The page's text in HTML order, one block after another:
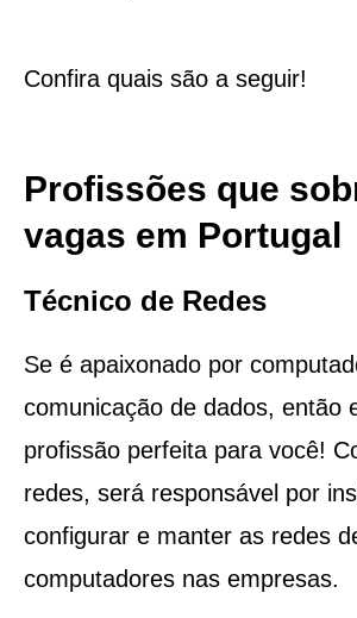
Confira quais são a seguir!
Profissões que
vagas em Portugal
Técnico de Redes
Se é apaixonado por
comunicação de dados, então
profissão perfeita para você!
redes, será responsável por
configurar e manter as redes
computadores nas empresas.